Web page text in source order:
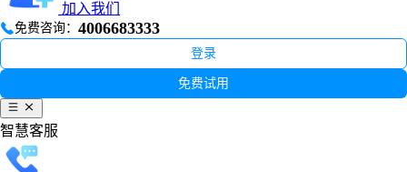
加入我们
免费咨询： 4006683333
登录
免费试用
智慧客服